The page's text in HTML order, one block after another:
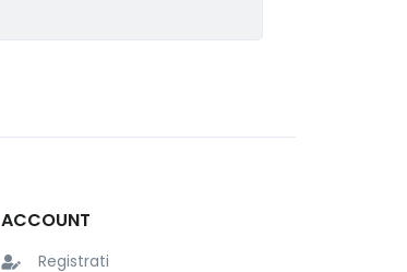
ACCOUNT
Registrati